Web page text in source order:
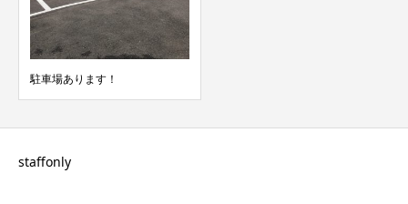
駐車場あります！
staffonly